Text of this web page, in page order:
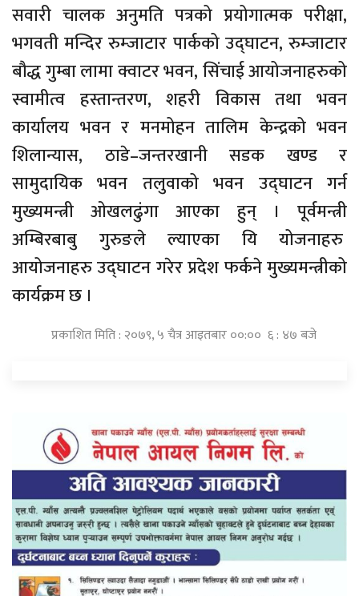
सवारी चालक अनुमति पत्रको प्रयोगात्मक परीक्षा,
भगवती मन्दिर रुम्जाटार पार्कको उद्घाटन, रुम्जाटार
बौद्ध गुम्बा लामा क्वाटर भवन, सिंचाई आयोजनाहरुको
स्वामीत्व हस्तान्तरण, शहरी विकास तथा भवन
कार्यालय भवन र मनमोहन तालिम केन्द्रको भवन
शिलान्यास, ठाडे–जन्तरखानी सडक खण्ड र
सामुदायिक भवन तलुवाको भवन उद्घाटन गर्न
मुख्यमन्त्री ओखलढुंगा आएका हुन् । पूर्वमन्त्री
अम्बिरबाबु गुरुङले ल्याएका यि योजनाहरु
आयोजनाहरु उद्घाटन गरेर प्रदेश फर्कने मुख्यमन्त्रीको
कार्यक्रम छ ।
प्रकाशित मिति : २०७९, ५ चैत्र आइतबार ००:०० ६ : ४७ बजे